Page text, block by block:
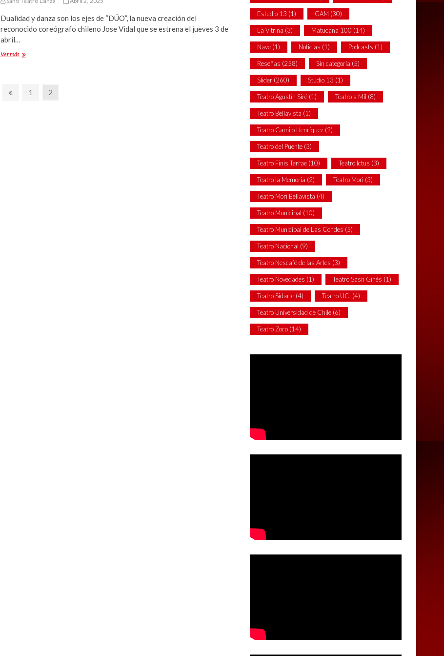
en
cartelera
en
GAM
Dualidad y danza son los ejes de “DÚO”, la nueva creación del
reconocido coreógrafo chileno Jose Vidal que se estrena el jueves 3 de
abril…
Ver másJose
cabeza
Previous
Page
1 Page
2
Estudio 13 (1) GAM (30)
La Vitrina (3) Matucana 100 (14)
Nave (1) Noticias (1) Podcasts (1)
Reseñas (258) Sin categoría (5)
Slider (260) Studio 13 (1)
Teatro Agustín Siré (1) Teatro a Mil (8)
Teatro Bellavista (1)
Teatro Camilo Henríquez (2)
Teatro del Puente (3)
Teatro Finis Terrae (10) Teatro Ictus (3)
Teatro la Memoria (2) Teatro Mori (3)
Teatro Mori Bellavista (4)
Teatro Municipal (10)
Teatro Municipal de Las Condes (5)
Teatro Nacional (9)
Teatro Nescafé de las Artes (3)
Teatro Novedades (1) Teatro Sasn Ginés (1)
Teatro Sidarte (4) Teatro UC. (4)
Teatro Universidad de Chile (6)
Teatro Zoco (14)